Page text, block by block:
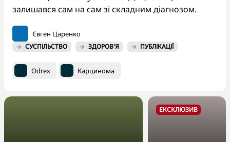
залишався сам на сам зі складним діагнозом.
Євген Царенко
СУСПІЛЬСТВО ЗДОРОВ'Я ПУБЛІКАЦІЇ
Odrex Карцинома
ЕКСКЛЮЗИВ